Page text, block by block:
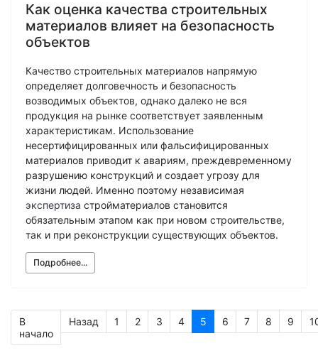
Как оценка качества строительных
материалов влияет на безопасность
объектов
Качество строительных материалов напрямую
определяет долговечность и безопасность
возводимых объектов, однако далеко не вся
продукция на рынке соответствует заявленным
характеристикам. Использование
несертифицированных или фальсифицированных
материалов приводит к авариям, преждевременному
разрушению конструкций и создает угрозу для
жизни людей. Именно поэтому независимая
экспертиза стройматериалов становится
обязательным этапом как при новом строительстве,
так и при реконструкции существующих объектов.
Подробнее...
В
начало
Назад 1 2 3 4 5 6 7 8 9